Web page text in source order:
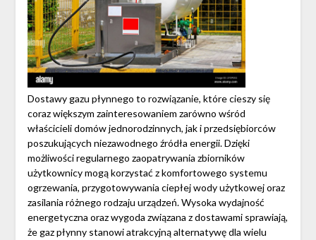
Dostawy gazu płynnego to rozwiązanie, które cieszy się
coraz większym zainteresowaniem zarówno wśród
właścicieli domów jednorodzinnych, jak i przedsiębiorców
poszukujących niezawodnego źródła energii. Dzięki
możliwości regularnego zaopatrywania zbiorników
użytkownicy mogą korzystać z komfortowego systemu
ogrzewania, przygotowywania ciepłej wody użytkowej oraz
zasilania różnego rodzaju urządzeń. Wysoka wydajność
energetyczna oraz wygoda związana z dostawami sprawiają,
że gaz płynny stanowi atrakcyjną alternatywę dla wielu